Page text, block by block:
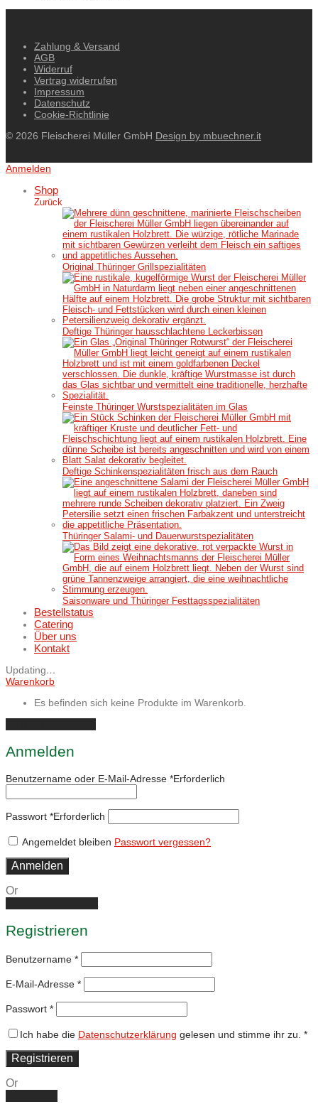
Zahlung & Versand
AGB
Widerruf
Vertrag widerrufen
Impressum
Datenschutz
Cookie-Richtlinie
© 2026 Fleischerei Müller GmbH Design by mbuechner.it
Anmelden
Shop
Zurück
Original Thüringer Grillspezialitäten
Deftige Thüringer hausschlachtene Leckerbissen
Feinste Thüringer Wurstspezialitäten im Glas
Deftige Schinkenspezialitäten frisch aus dem Rauch
Thüringer Salami- und Dauerwurstspezialitäten
Saisonware und Thüringer Festtagsspezialitäten
Bestellstatus
Catering
Über uns
Kontakt
Updating…
Warenkorb
Es befinden sich keine Produkte im Warenkorb.
Anmelden
Benutzername oder E-Mail-Adresse *Erforderlich
Passwort *Erforderlich
Angemeldet bleiben Passwort vergessen?
Anmelden
Or
Registrieren
Benutzername *
E-Mail-Adresse *
Passwort *
Ich habe die Datenschutzerklärung gelesen und stimme ihr zu. *
Registrieren
Or